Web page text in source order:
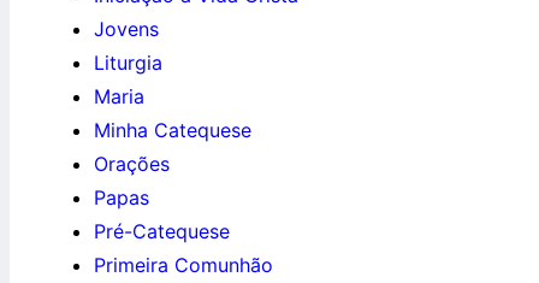
Jovens
Liturgia
Maria
Minha Catequese
Orações
Papas
Pré-Catequese
Primeira Comunhão